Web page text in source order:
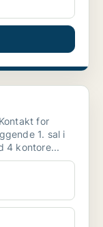
for
4 kontore...